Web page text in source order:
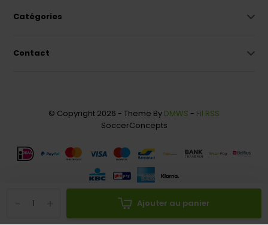
Ajouter au panier
Catégories
Contact
© Copyright 2026 - Theme By DMWS - Fil RSS
SoccerConcepts